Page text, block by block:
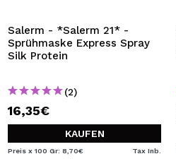
Salerm - *Salerm 21* -
Sprühmaske Express Spray
Silk Protein
(2)
16,35€
KAUFEN
Preis x 100 Gr: 8,70€ Tax Inb.